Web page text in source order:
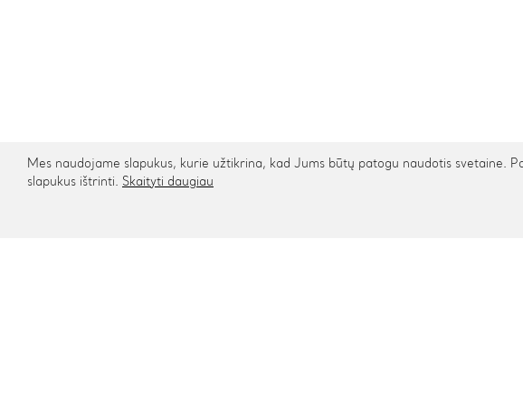
Mes naudojame slapukus, kurie užtikrina, kad Jums būtų patogu naudotis svetaine.
slapukus ištrinti. Skaityti daugiau